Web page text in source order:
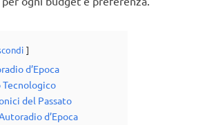
d’Epoca
Tecnologico
del Passato
d’Epoca